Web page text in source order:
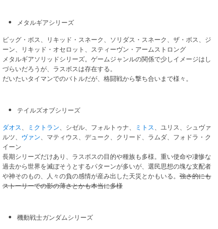
メタルギアシリーズ
ビッグ・ボス、リキッド・スネーク、ソリダス・スネーク、ザ・ボス、ジ
ーン、リキッド・オセロット、スティーヴン・アームストロング
メタルギアソリッドシリーズ。ゲームジャンルの関係で少しイメージはし
づらいだろうが、ラスボスは存在する。
だいたいタイマンでのバトルだが、格闘戦から撃ち合いまで様々。
テイルズオブシリーズ
ダオス、 ミクトラン、シゼル、フォルトゥナ、 ミトス、ユリス、シュヴァ
ルツ、 ヴァン、マティウス、デューク、クリード、ラムダ、フォドラ・ク
イーン
長期シリーズだけあり、ラスボスの目的や種族も多様。重い使命や凄惨な
過去から世界を滅ぼそうとするパターンが多いが、選民思想の塊な支配者
や神そのもの、人々の負の感情が産み出した天災とかもいる。 強さ的にも
ストーリーでの影の薄さとかも本当に多様
機動戦士ガンダムシリーズ